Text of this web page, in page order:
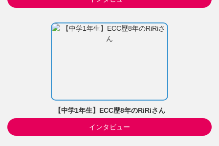
【中学1年生】ECC歴8年のRiRiさん
インタビュー